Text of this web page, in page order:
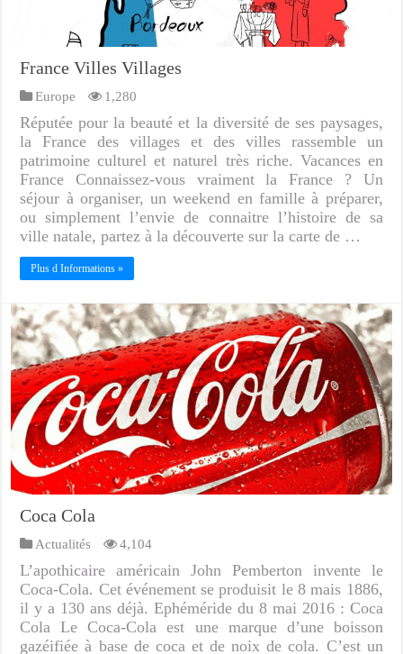
France Villes Villages
Europe 1,280
Réputée pour la beauté et la diversité de ses paysages,
la France des villages et des villes rassemble un
patrimoine culturel et naturel très riche. Vacances en
France Connaissez-vous vraiment la France ? Un
séjour à organiser, un weekend en famille à préparer,
ou simplement l’envie de connaitre l’histoire de sa
ville natale, partez à la découverte sur la carte de …
Plus d Informations »
Coca Cola
Actualités 4,104
L’apothicaire américain John Pemberton invente le
Coca-Cola. Cet événement se produisit le 8 mais 1886,
il y a 130 ans déjà. Ephéméride du 8 mai 2016 : Coca
Cola Le Coca-Cola est une marque d’une boisson
gazéifiée à base de coca et de noix de cola. C’est un